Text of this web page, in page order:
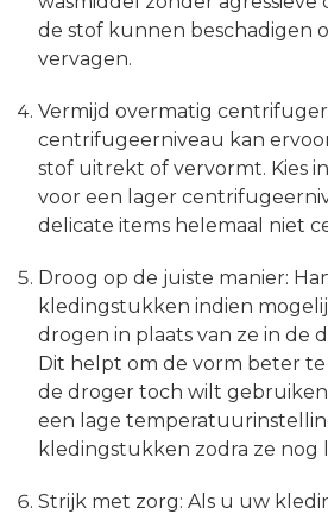
de stof kunnen beschadigen
vervagen.
Vermijd overmatig
centrifugeerniveau kan
stof uitrekt of vervormt. Kies
voor een lager
delicate items helemaal niet
Droog op de juiste manier:
kledingstukken indien
drogen in plaats van ze in de
Dit helpt om de vorm beter
de droger toch wilt
een lage
kledingstukken zodra ze nog
Strijk met zorg: Als u uw